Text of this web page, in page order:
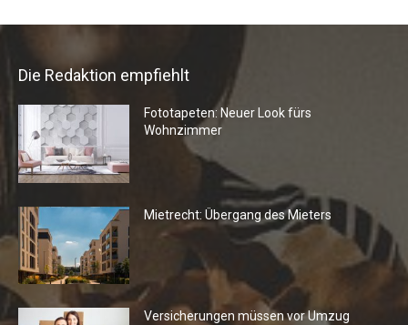
Die Redaktion empfiehlt
Fototapeten: Neuer Look fürs
Wohnzimmer
Mietrecht: Übergang des Mieters
Versicherungen müssen vor Umzug